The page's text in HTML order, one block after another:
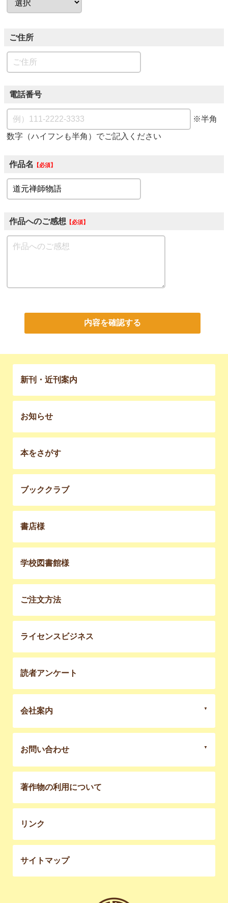
ご住所
電話番号
※半角
数字（ハイフンも半角）でご記入ください
作品名 必須
作品へのご感想 必須
内容を確認する
新刊・近刊案内
お知らせ
本をさがす
ブッククラブ
書店様
学校図書館様
ご注文方法
ライセンスビジネス
読者アンケート
会社案内
お問い合わせ
著作物の利用について
リンク
サイトマップ